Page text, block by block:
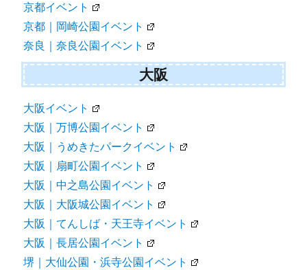
京都イベント
京都｜岡崎公園イベント
奈良｜奈良公園イベント
大阪
大阪イベント
大阪｜万博公園イベント
大阪｜うめきたパークイベント
大阪｜扇町公園イベント
大阪｜中之島公園イベント
大阪｜大阪城公園イベント
大阪｜てんしば・天王寺イベント
大阪｜長居公園イベント
堺｜大仙公園・浜寺公園イベント